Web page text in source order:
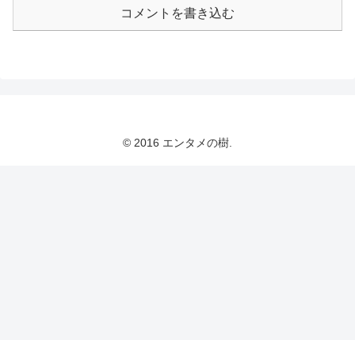
コメントを書き込む
© 2016 エンタメの樹.